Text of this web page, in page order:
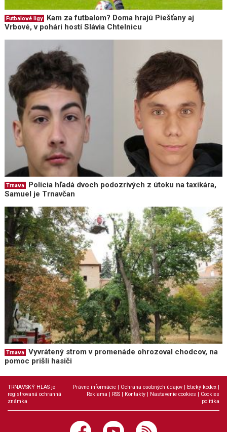
Futbalové ligy
Kam za futbalom? Doma hrajú Piešťany aj
Vrbové, v pohári hostí Slávia Chtelnicu
Trnava
Polícia hľadá dvoch podozrivých z útoku na taxikára,
Samuel je Trnavčan
Trnava
Vyvrátený strom v promenáde ohrozoval chodcov, na
pomoc prišli hasiči
TRNAVSKÝ HLAS je
registrovaná ochranná
známka
Právne informácie | Ochrana osobných údajov | Etický kódex |
Reklama | RSS | Kontakty | Nastavenie cookies | Cookies
politika